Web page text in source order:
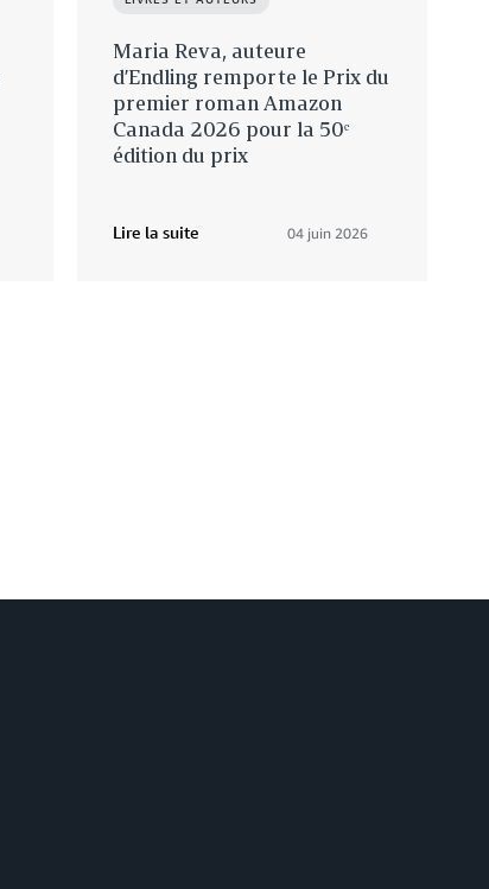
Maria Reva, auteure
d’Endling remporte le Prix du
premier roman Amazon
Canada 2026 pour la 50ᵉ
édition du prix
Lire la suite 04 juin 2026